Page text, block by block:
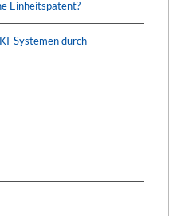
Einheitspatent?
Systemen durch